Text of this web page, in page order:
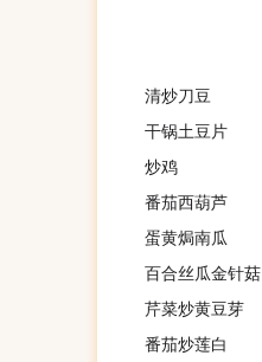
清炒刀豆
干锅土豆片
炒鸡
番茄西葫芦
蛋黄焗南瓜
百合丝瓜金针菇
芹菜炒黄豆芽
番茄炒莲白